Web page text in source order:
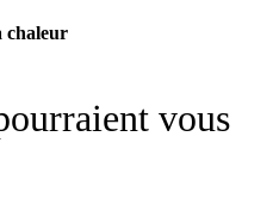
chaleur
vous